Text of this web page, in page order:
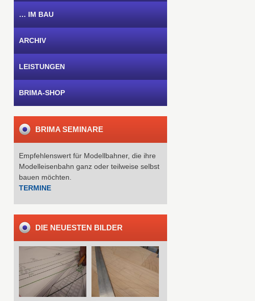
… IM BAU
ARCHIV
LEISTUNGEN
BRIMA-SHOP
BRIMA SEMINARE
Empfehlenswert für Modellbahner, die ihre
Modelleisenbahn ganz oder teilweise selbst
bauen möchten.
TERMINE
DIE NEUESTEN BILDER